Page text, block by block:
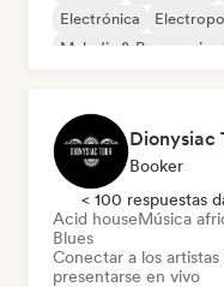
Electrónica
Melodic & Progressive
Dionysiac
Booker
< 100 respuestas
Acid houseMúsica
Blues
Conectar a los
presentarse en vivo